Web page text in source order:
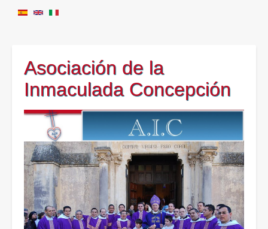
Asociación de la
Inmaculada Concepción